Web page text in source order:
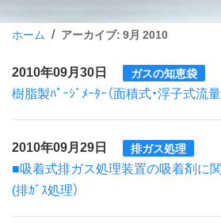
ホーム / アーカイブ: 9月 2010
2010年09月30日 ガスの知恵袋
樹脂製ﾊﾟｰｼﾞﾒｰﾀｰ（面積式・浮子式流量
2010年09月29日 排ガス処理
■吸着式排ガス処理装置の吸着剤
(排ｶﾞｽ処理）